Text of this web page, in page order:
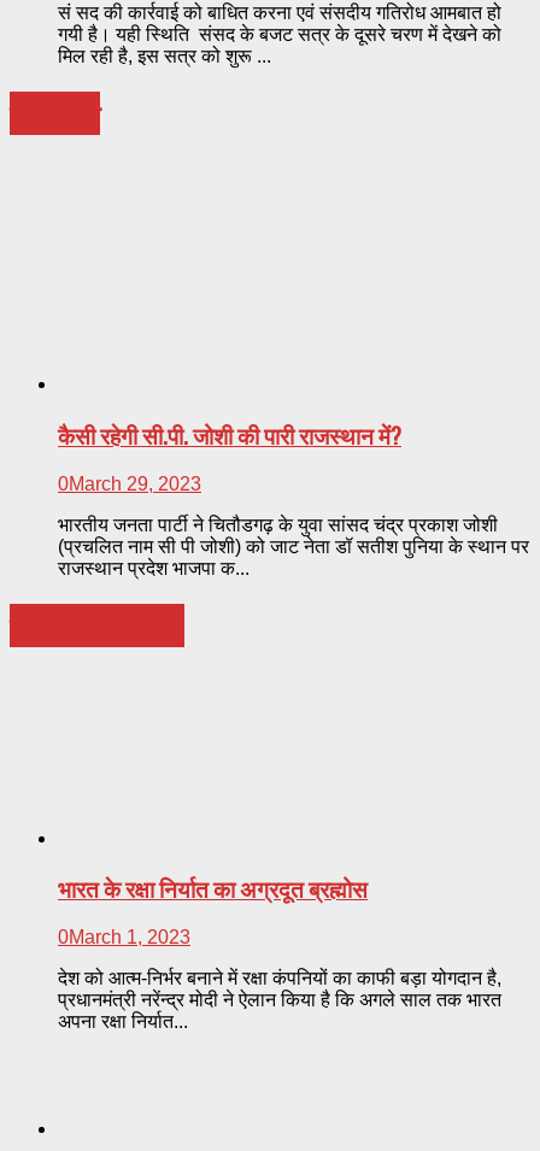
सं सद की कार्रवाई को बाधित करना एवं संसदीय गतिरोध आमबात हो
गयी है। यही स्थिति संसद के बजट सत्र के दूसरे चरण में देखने को
मिल रही है, इस सत्र को शुरू ...
कैसी रहेगी सी.पी. जोशी की पारी राजस्थान में?
0March 29, 2023
भारतीय जनता पार्टी ने चितौडगढ़ के युवा सांसद चंद्र प्रकाश जोशी
(प्रचलित नाम सी पी जोशी) को जाट नेता डॉ सतीश पुनिया के स्थान पर
राजस्थान प्रदेश भाजपा क...
भारत के रक्षा निर्यात का अग्रदूत ब्रह्मोस
0March 1, 2023
देश को आत्म-निर्भर बनाने में रक्षा कंपनियों का काफी बड़ा योगदान है,
प्रधानमंत्री नरेंन्द्र मोदी ने ऐलान किया है कि अगले साल तक भारत
अपना रक्षा निर्यात...